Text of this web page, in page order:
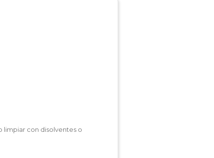
limpiar con disolventes o